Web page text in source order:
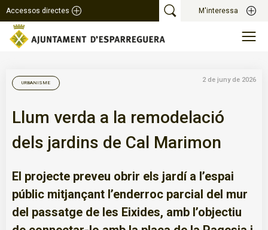
Accessos directes M'interessa
URBANISME 2 de juny de 2026
Llum verda a la remodelació
dels jardins de Cal Marimon
El projecte preveu obrir els jardí a l’espai
públic mitjançant l’enderroc parcial del mur
del passatge de les Eixides, amb l’objectiu